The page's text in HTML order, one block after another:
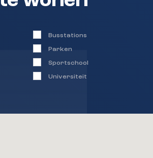
Busstations
Parken
Sportschool
Universiteit